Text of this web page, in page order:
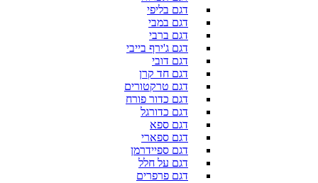
דגם בליפי
דגם במבי
דגם ברבי
דגם ג'ירף בייבי
דגם דובי
דגם חד קרן
דגם טרקטורים
דגם כדור פורח
דגם כדורגל
דגם ספא
דגם ספארי
דגם ספיידרמן
דגם על חלל
דגם פרפרים